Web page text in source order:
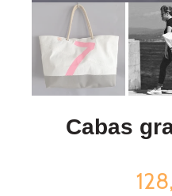
Cabas